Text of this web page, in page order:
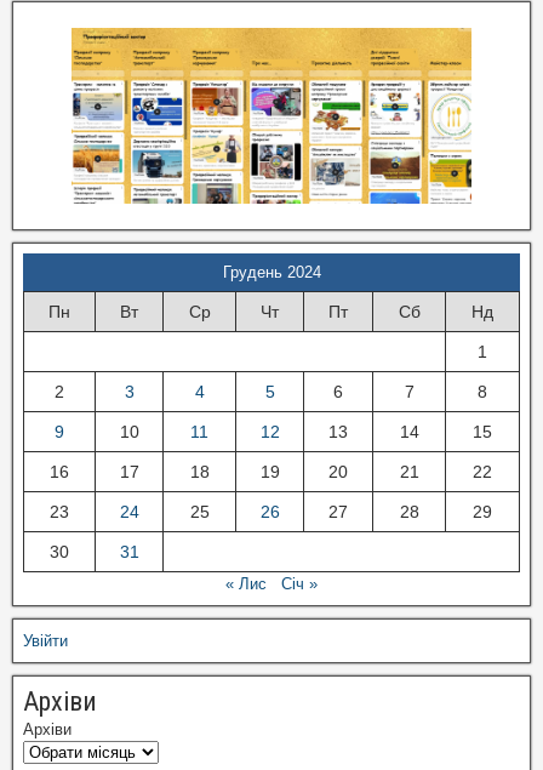
Грудень 2024
Пн Вт Ср Чт Пт Сб Нд
1
2 3 4 5 6 7 8
9 10 11 12 13 14 15
16 17 18 19 20 21 22
23 24 25 26 27 28 29
30 31
« Лис Січ »
Увійти
Архіви
Архіви